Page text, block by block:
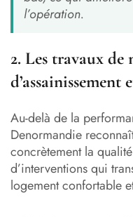
l’opération.
2. Les travaux
d’assainissement
Au-delà de la
Denormandie
concrètement la
d’interventions qui
logement confortable